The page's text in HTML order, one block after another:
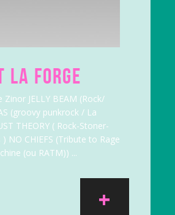
LA FORGE
JELLY BEAM (Rock/
(groovy punkrock / La
THEORY ( Rock-Stoner-
NO CHIEFS (Tribute to Rage
(ou RATM)) ...
+